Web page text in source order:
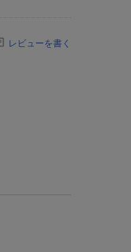
レビューを書く